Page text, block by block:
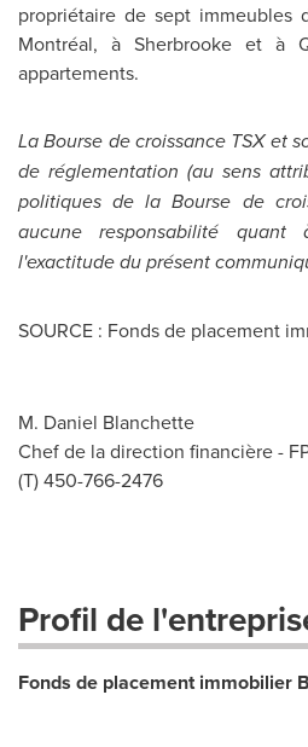
propriétaire de sept immeubles
Montréal, à Sherbrooke et à
appartements.
La Bourse de croissance TSX et
de réglementation (au sens
politiques de la Bourse de
aucune responsabilité
l'exactitude du présent
SOURCE : Fonds de placement
M. Daniel Blanchette
Chef de la direction financière -
(T) 450-766-2476
Profil de
Fonds de placement immobilier